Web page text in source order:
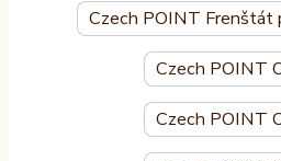
Czech POINT Frenštát
Czech POINT
Czech POINT